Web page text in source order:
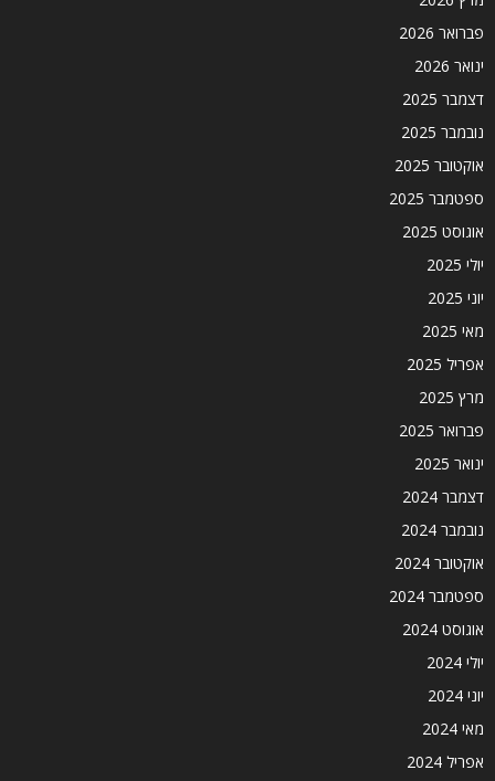
פברואר 2026
ינואר 2026
דצמבר 2025
נובמבר 2025
אוקטובר 2025
ספטמבר 2025
אוגוסט 2025
יולי 2025
יוני 2025
מאי 2025
אפריל 2025
מרץ 2025
פברואר 2025
ינואר 2025
דצמבר 2024
נובמבר 2024
אוקטובר 2024
ספטמבר 2024
אוגוסט 2024
יולי 2024
יוני 2024
מאי 2024
אפריל 2024